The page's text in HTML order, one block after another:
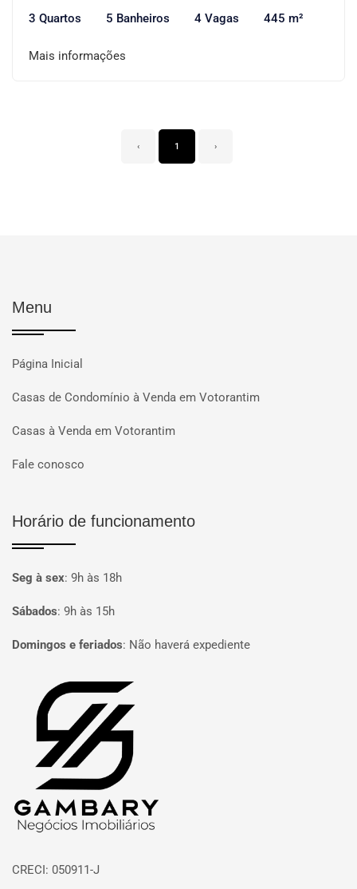
3 Quartos 5 Banheiros 4 Vagas 445 m²
Mais informações
‹ 1 ›
Menu
Página Inicial
Casas de Condomínio à Venda em Votorantim
Casas à Venda em Votorantim
Fale conosco
Horário de funcionamento
Seg à sex: 9h às 18h
Sábados: 9h às 15h
Domingos e feriados: Não haverá expediente
Página inicial
CRECI: 050911-J